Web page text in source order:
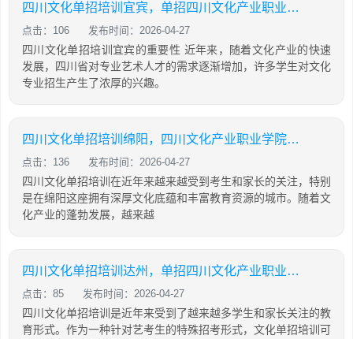
四川文化单招培训宜宾，单招四川文化产业职业学院
点击：106 发布时间：2026-04-27
四川文化单招培训宜宾的重要性 近年来，随着文化产业的快速
发展，四川省对专业艺术人才的需求逐渐增加，许多学生对文化
专业招生产生了浓厚的兴趣。
四川文化单招培训绵阳，四川文化产业职业学院单招考试时间
点击：136 发布时间：2026-04-27
四川文化单招培训在近年来越来越受到考生和家长的关注，特别
是在绵阳这座拥有深厚文化底蕴和丰富教育资源的城市。随着文
化产业的蓬勃发展，越来越
四川文化单招培训达州，单招四川文化产业职业学院
点击：85 发布时间：2026-04-27
四川文化单招培训是近年来受到了越来越多学生和家长关注的教
育形式。作为一种针对艺考生的特殊招考形式，文化单招培训可